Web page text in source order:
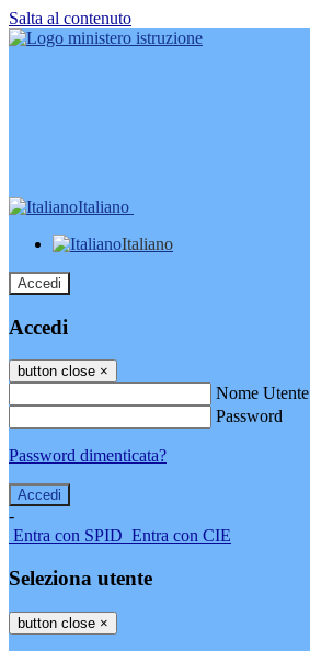
Salta al contenuto
Italiano
Italiano
Accedi
Accedi
button close ×
Nome Utente
Password
Password dimenticata?
-
Entra con SPID Entra con CIE
Seleziona utente
button close ×